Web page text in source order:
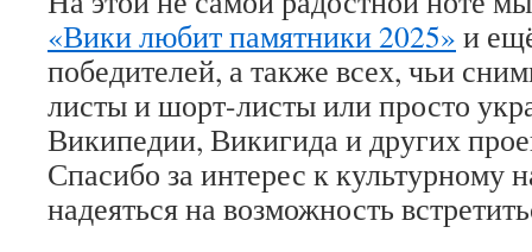
«Вики любит памятники 2025» и
победителей, а также всех, чьи
листы и шорт-листы или просто
Википедии, Викигида и других
Спасибо за интерес к культурному
надеяться на возможность